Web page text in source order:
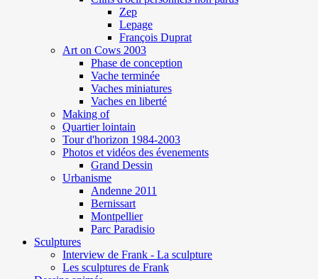
Zep
Lepage
François Duprat
Art on Cows 2003
Phase de conception
Vache terminée
Vaches miniatures
Vaches en liberté
Making of
Quartier lointain
Tour d'horizon 1984-2003
Photos et vidéos des évenements
Grand Dessin
Urbanisme
Andenne 2011
Bernissart
Montpellier
Parc Paradisio
Sculptures
Interview de Frank - La sculpture
Les sculptures de Frank